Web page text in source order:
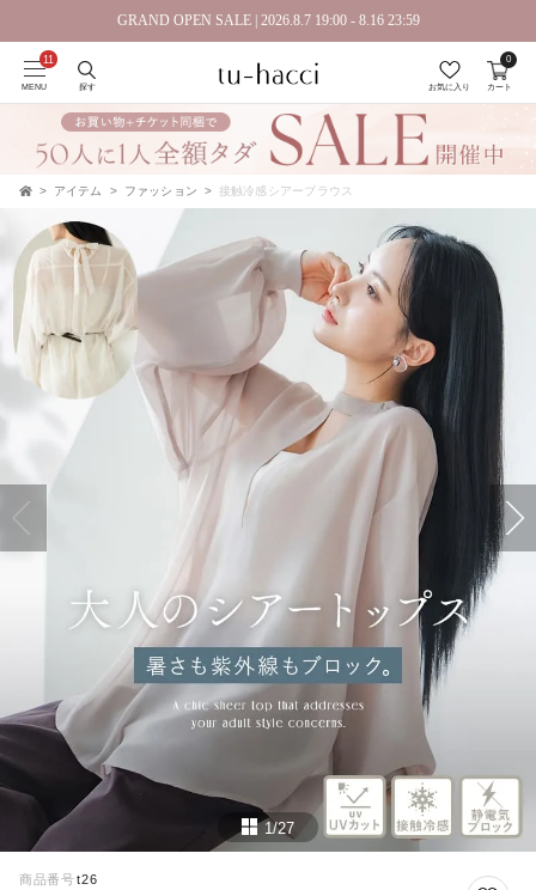
GRAND OPEN SALE | 2026.8.7 19:00 - 8.16 23:59
会員登録で今すぐ使えるポイントプレゼント！
MENU 探す お気に入り カート
0
アイテム ファッション 接触冷感シアーブラウス
1/27
商品番号 t26